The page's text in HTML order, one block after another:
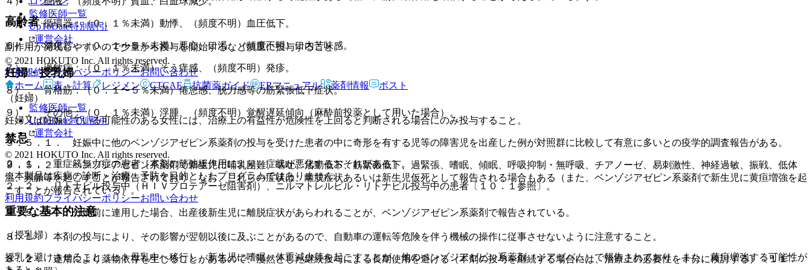
高齢者
副作用が発現しやすいので少量から投与を開始するなど慎重に投与すること。
妊婦・授乳婦
（妊婦）
妊婦又は妊娠している可能性のある女性には、治療上の有益性が危険性を上回ると判断される場合にのみ投与すること。
９．５．１． 妊娠中に他のベンゾジアゼピン系薬剤の投与を受けた患者の中に奇形を有する児等の障害児を出産した例が対照群に比較して有意に多いとの疫学的調査報告がある。
９．５．２． ベンゾジアゼピン系薬剤で新生児に哺乳困難、嘔吐、活動低下、筋緊張低下、過緊張、嗜眠、傾眠、呼吸抑制・無呼吸、チアノーゼ、易刺激性、神経過敏、振戦、低体
温、頻脈等を起こすことが報告されており、なお、これらの症状は、離脱症状あるいは新生児仮死として報告される場合もある（また、ベンゾジアゼピン系薬剤で新生児に黄疸増強を起
こすことが報告されている）。
９．５．３． 分娩前に連用した場合、出産後新生児に離脱症状があらわれることが、ベンゾジアゼピン系薬剤で報告されている。
（授乳婦）
授乳を避けさせること（ヒト母乳中へ移行し、新生児に嗜眠、体重減少等を起こすことが、他のベンゾジアゼピン系薬剤（ジアゼパム）で報告されており、また、黄疸増強する可能性が
５）． 循環器：（０．１％未満）動悸、（頻度不明）血圧低下。
６）． 消化器：（０．１〜５％未満）悪心、口渇、（頻度不明）口内苦味感。
７）． 過敏症：（０．１％未満）そう痒感、（頻度不明）発疹。
８）． 骨格筋：（０．１〜５％未満）倦怠感、脱力感等の筋緊張低下症状。
９）． その他：（０．１％未満）浮腫、（頻度不明）覚醒遅延傾向（麻酔前投薬として用いた場合）。
禁忌
２．１． 重症筋無力症の患者［本剤の筋弛緩作用により、症状が悪化するおそれがある］。
２．２． リトナビル投与中（ＨＩＶプロテアーゼ阻害剤）、ニルマトレルビル・リトナビル投与中の患者〔１０．１参照〕。
重要な基本的注意
８．１． 本剤の投与により、その影響が翌朝以後に及ぶことがあるので、自動車の運転等危険を伴う機械の操作に従事させないように注意すること。
８．２． 連用により薬物依存を生じることがあるので、漫然とした継続投与による長期使用を避ける（本剤の投与を継続する場合には、治療上の必要性を十分に検討する）〔１１．
監修医師一覧
UpToDate特別割引
運営会社
© 2021 HOKUTO Inc. All rights reserved.
利用規約プライバシーポリシーお問い合わせ
ホーム
表・計算 レジメン CTCAE 抗菌薬ガイド ERマニュアル 薬剤情報 ポスト
監修医師一覧
UpToDate特別割引
運営会社
© 2021 HOKUTO Inc. All rights reserved.
※本製品は疾病の診断・治療・予防を目的としたプログラムではありません。
利用規約プライバシーポリシーお問い合わせ